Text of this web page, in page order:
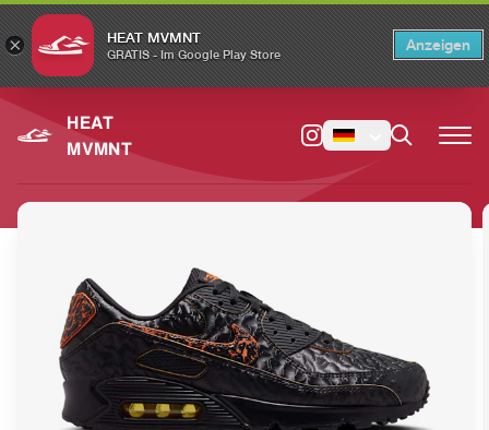
× HEAT MVMNT
GRATIS - Im Google Play Store
Anzeigen
HEAT
MVMNT
Switch to the English version? Switch ×